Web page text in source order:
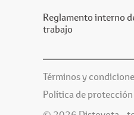
Reglamento interno
trabajo
Términos y
Política de